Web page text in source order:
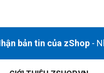
khi di chuyển
bản tin của zShop -